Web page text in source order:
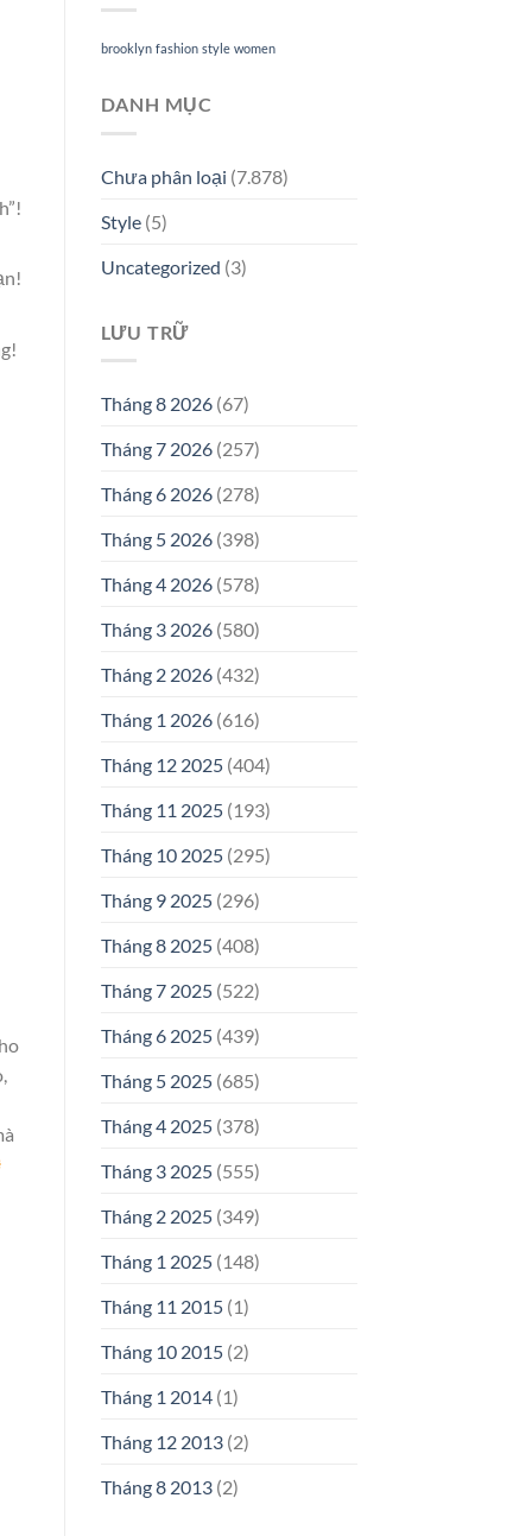
brooklyn fashion style women
DANH MỤC
Chưa phân loại (7.878)
Style(5)
Uncategorized (3)
LƯU TRỮ
Tháng 8 2026(67)
Tháng 7 2026(257)
Tháng 6 2026(278)
Tháng 5 2026(398)
Tháng 4 2026(578)
Tháng 3 2026(580)
Tháng 2 2026(432)
Tháng 1 2026(616)
Tháng 12 2025(404)
Tháng 11 2025(193)
Tháng 10 2025(295)
Tháng 9 2025(296)
Tháng 8 2025(408)
Tháng 7 2025(522)
Tháng 6 2025(439)
Tháng 5 2025(685)
Tháng 4 2025(378)
Tháng 3 2025(555)
Tháng 2 2025(349)
Tháng 1 2025(148)
Tháng 11 2015(1)
Tháng 10 2015(2)
Tháng 1 2014(1)
Tháng 12 2013(2)
Tháng 8 2013(2)